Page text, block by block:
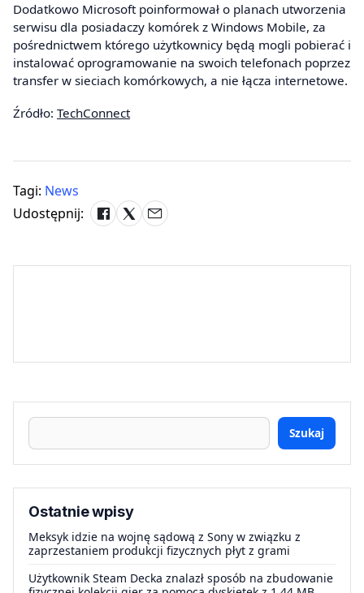
Dodatkowo Microsoft poinformował o planach utworzenia
serwisu dla posiadaczy komórek z Windows Mobile, za
pośrednictwem którego użytkownicy będą mogli pobierać i
instalować oprogramowanie na swoich telefonach poprzez
transfer w sieciach komórkowych, a nie łącza internetowe.
Źródło: TechConnect
Tagi: News
Udostępnij:
Szukaj
Ostatnie wpisy
Meksyk idzie na wojnę sądową z Sony w związku z
zaprzestaniem produkcji fizycznych płyt z grami
Użytkownik Steam Decka znalazł sposób na zbudowanie